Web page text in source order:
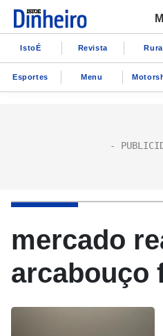
IstoÉ Revista
Esportes Menu
mercado
arcabouço